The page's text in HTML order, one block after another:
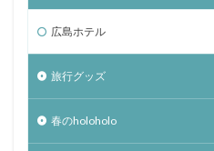
広島ホテル
旅行グッズ
春のholoholo